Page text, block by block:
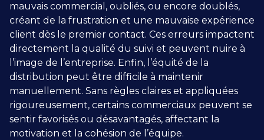
mauvais commercial, oubliés, ou encore doublés,
créant de la frustration et une mauvaise expérience
client dès le premier contact. Ces erreurs impactent
directement la qualité du suivi et peuvent nuire à
l’image de l’entreprise. Enfin, l’équité de la
distribution peut être difficile à maintenir
manuellement. Sans règles claires et appliquées
rigoureusement, certains commerciaux peuvent se
sentir favorisés ou désavantagés, affectant la
motivation et la cohésion de l’équipe.